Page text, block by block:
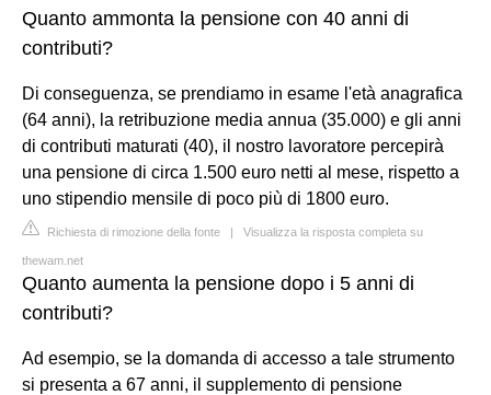
Quanto ammonta la pensione con 40 anni di
contributi?
Di conseguenza, se prendiamo in esame l'età anagrafica
(64 anni), la retribuzione media annua (35.000) e gli anni
di contributi maturati (40), il nostro lavoratore percepirà
una pensione di circa 1.500 euro netti al mese, rispetto a
uno stipendio mensile di poco più di 1800 euro.
Richiesta di rimozione della fonte | Visualizza la risposta completa su
thewam.net
Quanto aumenta la pensione dopo i 5 anni di
contributi?
Ad esempio, se la domanda di accesso a tale strumento
si presenta a 67 anni, il supplemento di pensione